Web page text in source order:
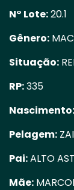
N° Lote:20.1
Gênero:
Situação:
RP:335
Nascimento:
Pelagem:
Pai:ALTO
Mãe: